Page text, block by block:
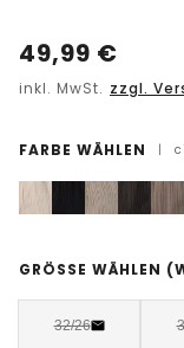
49,99 €
inkl. MwSt. zzgl.
FARBE WÄHLEN |
GRÖSSE WÄHLEN
32/26